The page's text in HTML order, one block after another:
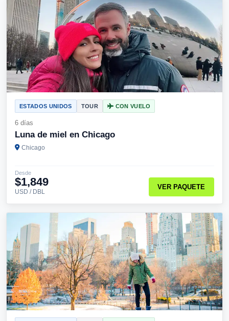
ESTADOS UNIDOS TOUR CON VUELO
6 días
Luna de miel en Chicago
Chicago
Desde
$1,849
USD / DBL
VER PAQUETE